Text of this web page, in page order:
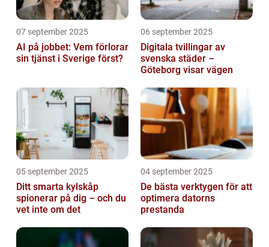
07 september 2025
AI på jobbet: Vem förlorar
sin tjänst i Sverige först?
06 september 2025
Digitala tvillingar av
svenska städer –
Göteborg visar vägen
05 september 2025
Ditt smarta kylskåp
spionerar på dig – och du
vet inte om det
04 september 2025
De bästa verktygen för att
optimera datorns
prestanda